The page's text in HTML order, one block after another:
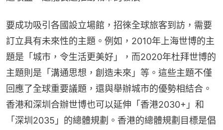
要成功吸引各國設立場館，招徠全球旅客到訪，需要
訂立具有未來性的主題。例如，2010年上海世博的主
題是「城市，令生活更美好」，而2020年杜拜世博的
主題則是「溝通思想，創造未來」等。這些主題不僅
回應了全球重要議題，還與舉辦城市的優勢相結合。
香港和深圳合辦世博也可以延伸「香港2030+」和
「深圳2035」的總體規劃。香港的總體規劃目標是倡